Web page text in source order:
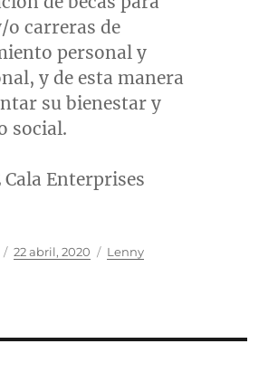
o carreras de
personal y
y de esta manera
su bienestar y
social.
Cala Enterprises
Publicado
22 abril, 2020 Categorías
Lenny